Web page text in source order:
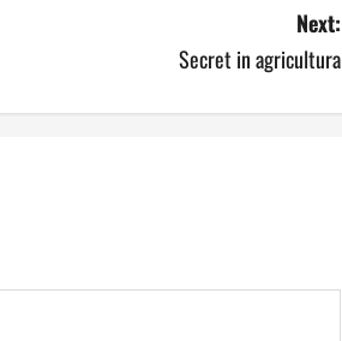
Next:
Secret in agricultura